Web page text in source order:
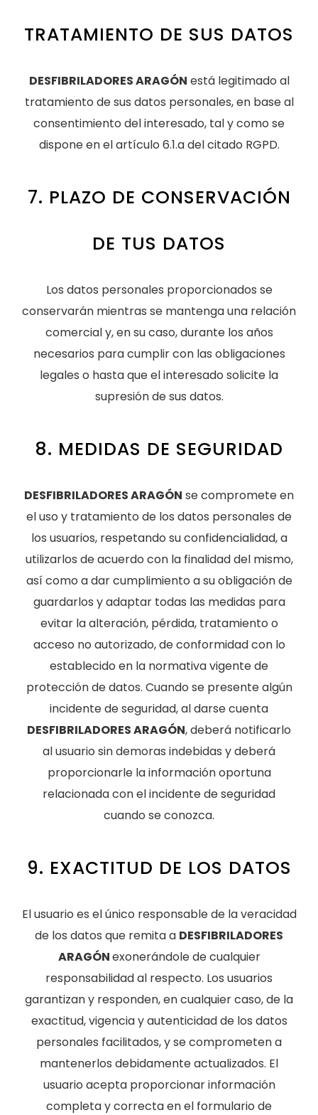
TRATAMIENTO DE SUS DATOS
DESFIBRILADORES ARAGÓN está legitimado al
tratamiento de sus datos personales, en base al
consentimiento del interesado, tal y como se
dispone en el artículo 6.1.a del citado RGPD.
7. PLAZO DE CONSERVACIÓN
DE TUS DATOS
Los datos personales proporcionados se
conservarán mientras se mantenga una relación
comercial y, en su caso, durante los años
necesarios para cumplir con las obligaciones
legales o hasta que el interesado solicite la
supresión de sus datos.
8. MEDIDAS DE SEGURIDAD
DESFIBRILADORES ARAGÓN se compromete en
el uso y tratamiento de los datos personales de
los usuarios, respetando su confidencialidad, a
utilizarlos de acuerdo con la finalidad del mismo,
así como a dar cumplimiento a su obligación de
guardarlos y adaptar todas las medidas para
evitar la alteración, pérdida, tratamiento o
acceso no autorizado, de conformidad con lo
establecido en la normativa vigente de
protección de datos. Cuando se presente algún
incidente de seguridad, al darse cuenta
DESFIBRILADORES ARAGÓN, deberá notificarlo
al usuario sin demoras indebidas y deberá
proporcionarle la información oportuna
relacionada con el incidente de seguridad
cuando se conozca.
9. EXACTITUD DE LOS DATOS
El usuario es el único responsable de la veracidad
de los datos que remita a DESFIBRILADORES
ARAGÓNexonerándole de cualquier
responsabilidad al respecto. Los usuarios
garantizan y responden, en cualquier caso, de la
exactitud, vigencia y autenticidad de los datos
personales facilitados, y se comprometen a
mantenerlos debidamente actualizados. El
usuario acepta proporcionar información
completa y correcta en el formulario de